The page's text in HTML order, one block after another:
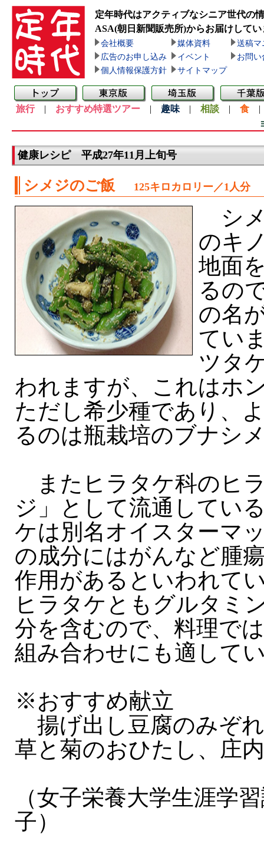
定年時代はアクティブなシニア世代の
ASA(朝日新聞販売所)からお届けしてい
会社概要 媒体資料
送稿マ
広告のお申し込み
イベント
お問い
個人情報保護方針
サイトマップ
旅行| おすすめ特選ツアー | 趣味 | 相談 | 食
健康レシピ 平成27年11月上旬号
シメジのご飯 125キロカロリー／1人分
シ
のキ
地面
るの
の名
てい
ツタ
われますが、これはホ
ただし希少種であり、
るのは瓶栽培のブナシ
またヒラタケ科のヒ
ジ」として流通してい
ケは別名オイスターマ
の成分にはがんなど腫
作用があるといわれて
ヒラタケともグルタミ
分を含むので、料理で
組み合わせにも適して
※おすすめ献立
揚げ出し豆腐のみぞ
草と菊のおひたし、庄
（女子栄養大学生涯学
子）